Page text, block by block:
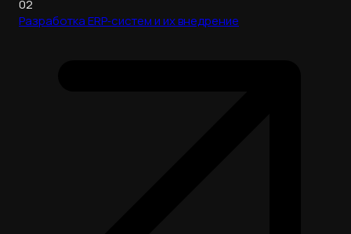
02
Разработка ERP‑систем и их внедрение